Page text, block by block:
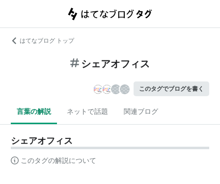
はてなブログ トップ
シェアオフィス
このタグでブログを書く
言葉の解説 ネットで話題 関連ブログ
シェアオフィス
このタグの解説について